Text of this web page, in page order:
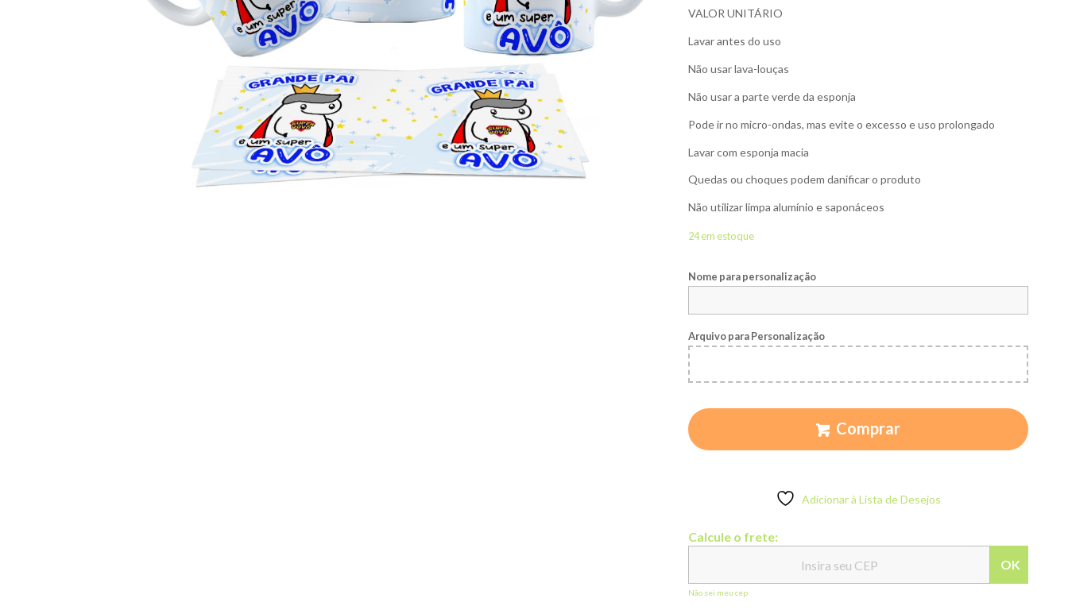
VALOR UNITÁRIO
Lavar antes do uso
Não usar lava-louças
Não usar a parte verde da esponja
Pode ir no micro-ondas, mas evite o excesso e uso prolongado
Lavar com esponja macia
Quedas ou choques podem danificar o produto
Não utilizar limpa alumínio e saponáceos
24 em estoque
Nome para personalização
Arquivo para Personalização
Comprar
Adicionar à Lista de Desejos
Calcule o frete:
OK
Não sei meu cep